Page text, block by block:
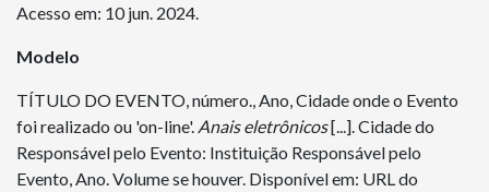
Acesso em: 10 jun. 2024.
Modelo
TÍTULO DO EVENTO, número., Ano, Cidade onde o Evento
foi realizado ou 'on-line'. Anais eletrônicos[...]. Cidade do
Responsável pelo Evento: Instituição Responsável pelo
Evento, Ano. Volume se houver. Disponível em: URL do